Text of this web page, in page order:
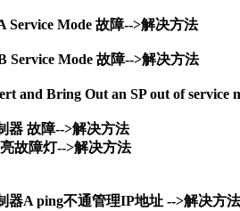
Service Mode 故障-->解决方法
Service Mode 故障-->解决方法
and Bring Out an SP out of service
器 故障-->解决方法
故障灯-->解决方法
器A ping不通管理IP地址 -->解决方法